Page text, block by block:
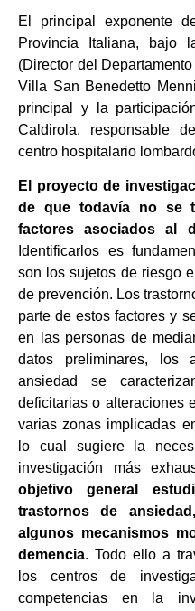
El principal exponente
Provincia Italiana, bajo
(Director del
Villa San Benedetto
principal y la
Caldirola, responsable
centro hospitalario
El proyecto de
de que todavía no se
factores asociados al
Identificarlos es
son los sujetos de riesgo
de prevención. Los
parte de estos factores y
en las personas de
datos preliminares, los
ansiedad se
deficitarias o alteraciones
varias zonas implicadas
lo cual sugiere la
investigación más
objetivo general
trastornos de
algunos mecanismos
demencia. Todo ello a
los centros de
competencias en la